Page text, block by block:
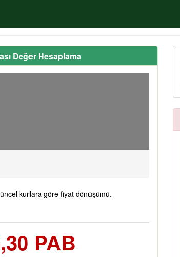
Değer Hesaplama
kurlara göre fiyat dönüşümü.
PAB